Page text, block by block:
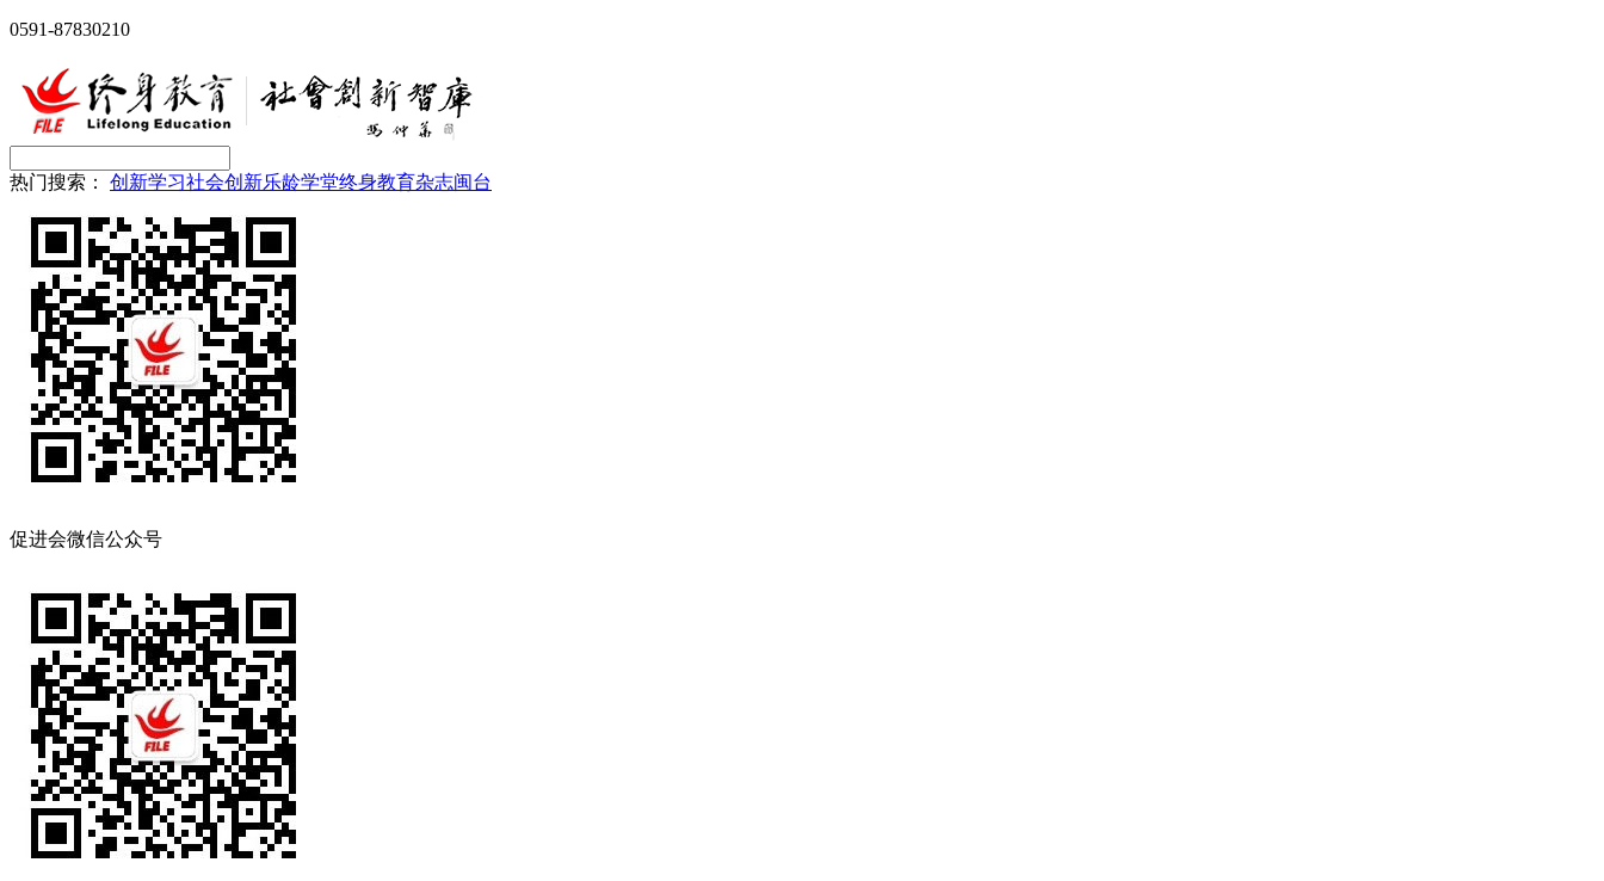
0591-87830210
热门搜索： 创新学习社会创新乐龄学堂终身教育杂志闽台
促进会微信公众号